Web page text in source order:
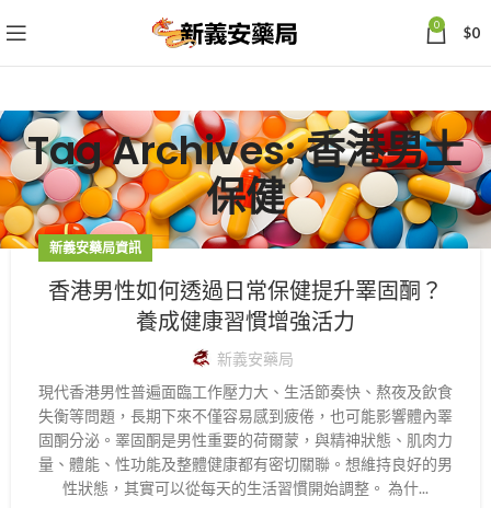
0 $0
Tag Archives: 香港男士
保健
新義安藥局資訊
香港男性如何透過日常保健提升睪固酮？
養成健康習慣增強活力
新義安藥局
現代香港男性普遍面臨工作壓力大、生活節奏快、熬夜及飲食
失衡等問題，長期下來不僅容易感到疲倦，也可能影響體內睪
固酮分泌。睪固酮是男性重要的荷爾蒙，與精神狀態、肌肉力
量、體能、性功能及整體健康都有密切關聯。想維持良好的男
性狀態，其實可以從每天的生活習慣開始調整。 為什...